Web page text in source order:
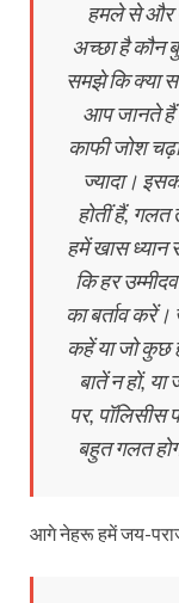
हमले से और
अच्छा है कौन
समझे कि क्या
आप जानते हैं
काफी जोश
ज्यादा।
होतीं हैं, गलत
हमें खास ध्यान
कि हर
का बर्ताव
कहें या जो कुछ
बातें न हों, या
पर, पॉलिसीस
बहुत गलत
आगे नेहरू हमें जय-